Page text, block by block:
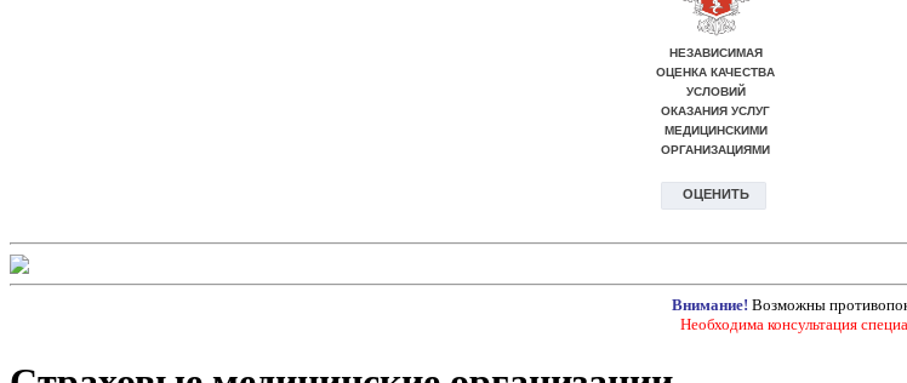
Внимание! Возможны
Необходима консультация